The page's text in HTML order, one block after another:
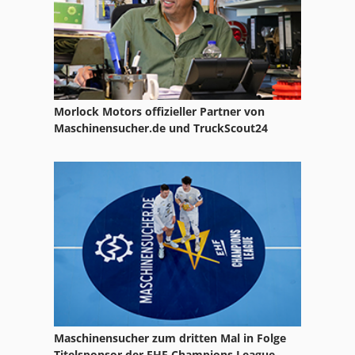
Morlock Motors offizieller Partner von
Maschinensucher.de und TruckScout24
Maschinensucher zum dritten Mal in Folge